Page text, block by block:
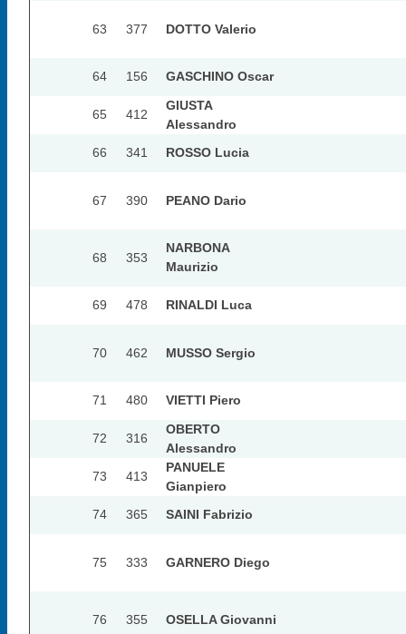
63 377 DOTTO Valerio
64 156 GASCHINO Oscar
65 412
GIUSTA
Alessandro
66
341 ROSSO Lucia
67 390 PEANO Dario
68 353
NARBONA
Maurizio
69 478 RINALDI Luca
70 462 MUSSO Sergio
71 480 VIETTI Piero
72 316
OBERTO
Alessandro
73
413
PANUELE
Gianpiero
74
365 SAINI Fabrizio
75 333 GARNERO Diego
76 355 OSELLA Giovanni